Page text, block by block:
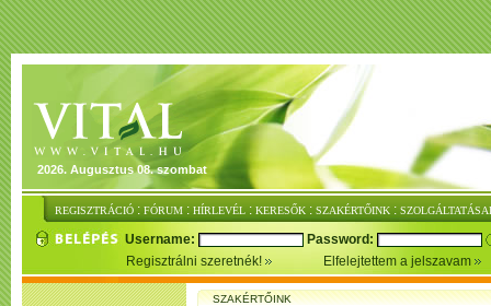
2026. Augusztus 08. szombat
REGISZTRÁCIÓ : FÓRUM : HÍRLEVÉL : KERESŐK : SZAKÉRTŐINK :
Username:
Password:
Regisztrálni szeretnék!
Elfelejtettem a jelszavam
SZAKÉRTŐINK